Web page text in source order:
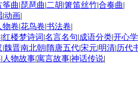
筝曲|琵琶曲|二胡|箫笛丝竹|合奏曲|
|动画|
物卷|花鸟卷|书法卷|
|红楼梦诗词|名言名句|成语分类|开心
|魏晋南北朝|隋唐五代|宋元|明清|历代
| 人物故事|寓言故事|神话传说|